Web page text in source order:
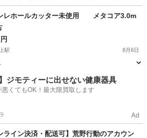
小岩駅 その他
レホールカッター未使用 メタコア3.0m
駅 8月6日
上駅 その他
】ジモティーに出せない健康器具
悪くてもOK！最大限買取します
Ad
ライン決済・配送可】荒野行動のアカウン